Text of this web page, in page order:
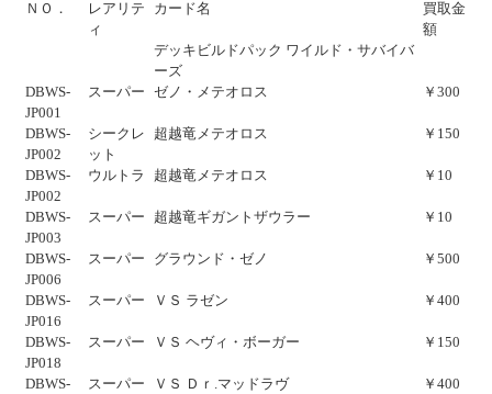
ＮＯ．
レアリテ
ィ
カード名
買取金
額
デッキビルドパック ワイルド・サバイバ
ーズ
DBWS-
JP001
スーパー ゼノ・メテオロス ￥300
DBWS-
JP002
シークレ
ット
超越竜メテオロス ￥150
DBWS-
JP002
ウルトラ 超越竜メテオロス ￥10
DBWS-
JP003
スーパー 超越竜ギガントザウラー ￥10
DBWS-
JP006
スーパー グラウンド・ゼノ ￥500
DBWS-
JP016
スーパー ＶＳ ラゼン ￥400
DBWS-
JP018
スーパー ＶＳ ヘヴィ・ボーガー ￥150
DBWS-
スーパー ＶＳ Ｄｒ.マッドラヴ ￥400